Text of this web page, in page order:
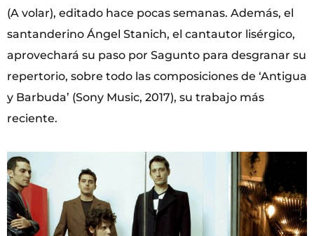
(A volar), editado hace pocas semanas. Además, el
santanderino Ángel Stanich, el cantautor lisérgico,
aprovechará su paso por Sagunto para desgranar su
repertorio, sobre todo las composiciones de ‘Antigua
y Barbuda’ (Sony Music, 2017), su trabajo más
reciente.